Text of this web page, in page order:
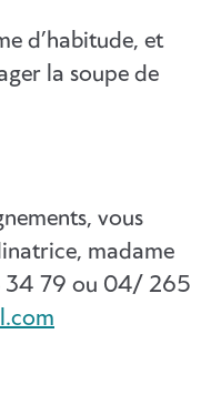
d’habitude, et
la soupe de
vous
madame
34 79 ou 04/ 265